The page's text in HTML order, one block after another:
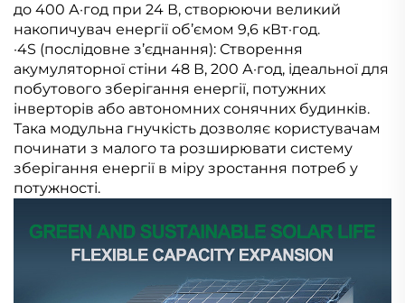
до 400 А·год при 24 В, створюючи великий
накопичувач енергії об’ємом 9,6 кВт·год.
·4S (послідовне з’єднання): Створення
акумуляторної стіни 48 В, 200 А·год, ідеальної для
побутового зберігання енергії, потужних
інверторів або автономних сонячних будинків.
Така модульна гнучкість дозволяє користувачам
починати з малого та розширювати систему
зберігання енергії в міру зростання потреб у
потужності.